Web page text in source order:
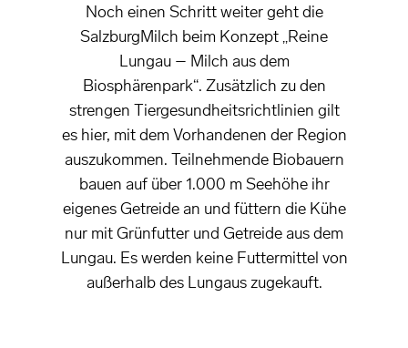
Noch einen Schritt weiter geht die
SalzburgMilch beim Konzept „Reine
Lungau – Milch aus dem
Biosphärenpark“. Zusätzlich zu den
strengen Tiergesundheitsrichtlinien gilt
es hier, mit dem Vorhandenen der Region
auszukommen. Teilnehmende Biobauern
bauen auf über 1.000 m Seehöhe ihr
eigenes Getreide an und füttern die Kühe
nur mit Grünfutter und Getreide aus dem
Lungau. Es werden keine Futtermittel von
außerhalb des Lungaus zugekauft.